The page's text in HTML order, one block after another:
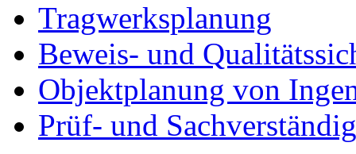
Tragwerksplanung
Beweis- und
Objektplanung von
Prüf- und